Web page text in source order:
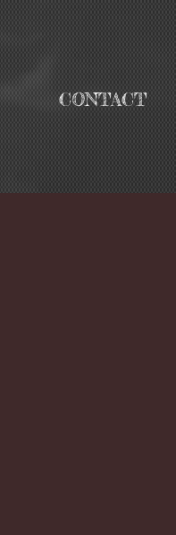
CONTACT